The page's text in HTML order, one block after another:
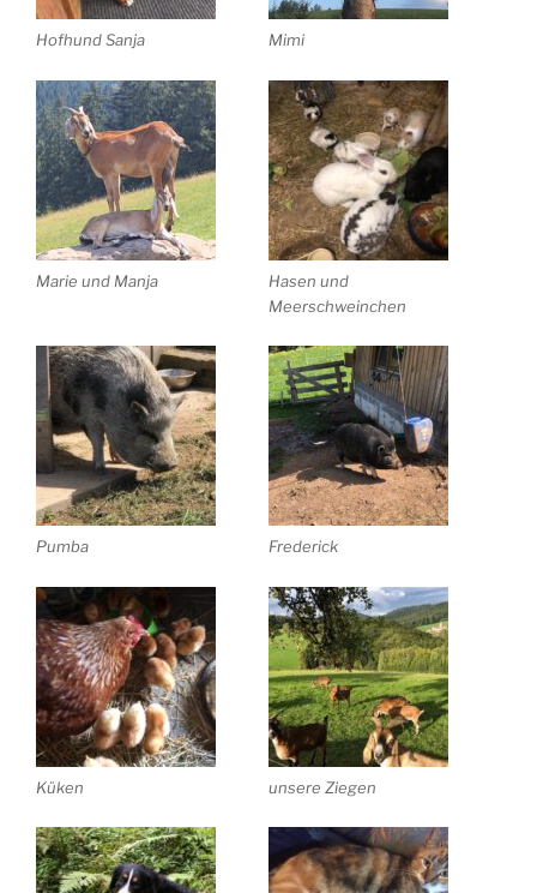
Hofhund Sanja Mimi
Marie und Manja
Hasen und
Meerschweinchen
Pumba Frederick
Küken unsere Ziegen